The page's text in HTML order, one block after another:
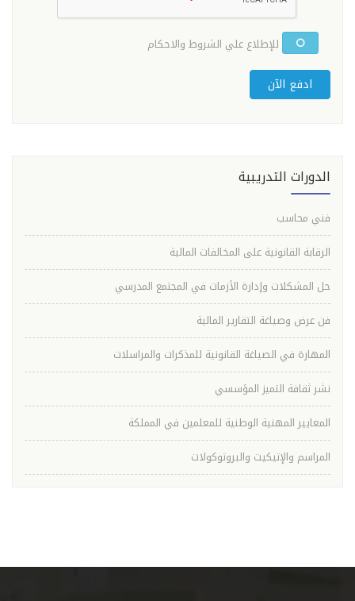
للإطلاع علي الشروط والاحكام
ادفع الآن
الدورات التدريبية
فني محاسب
الرقابة القانونية على المخالفات المالية
حل المشكلات وإدارة الأزمات في المجتمع المدرسي
فن عرض وصياغة التقارير المالية
المهارة في الصياغة القانونية للمذكرات والمراسلات
نشر ثقافة التميز المؤسسي
المعايير المهنية الوطنية للمعلمين في المملكة
المراسم والإتيكيت والبروتوكولات